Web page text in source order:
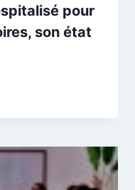
pour
son état